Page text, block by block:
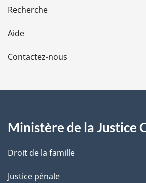
l
a
e
Recherche
Aide
Contactez-nous
Ministère de la Justice
Droit de la famille
Justice pénale